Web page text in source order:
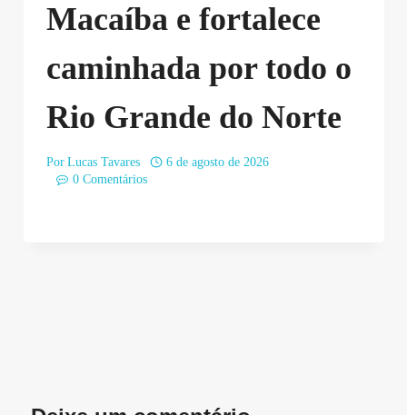
Macaíba e fortalece
caminhada por todo o
Rio Grande do Norte
Por Lucas Tavares
6 de agosto de 2026
0 Comentários